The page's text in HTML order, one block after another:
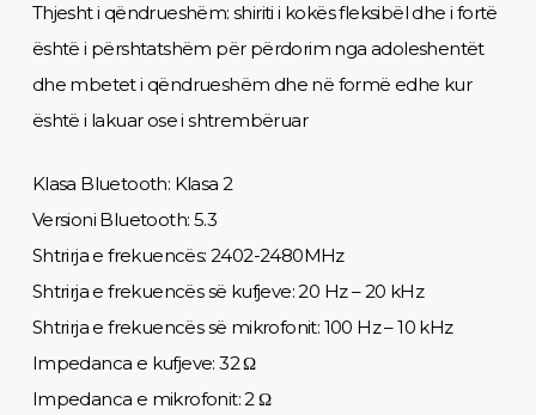
Thjesht i qëndrueshëm: shiriti i kokës fleksibël dhe i fortë
është i përshtatshëm për përdorim nga adoleshentët
dhe mbetet i qëndrueshëm dhe në formë edhe kur
është i lakuar ose i shtrembëruar
Klasa Bluetooth: Klasa 2
Versioni Bluetooth: 5.3
Shtrirja e frekuencës: 2402-2480MHz
Shtrirja e frekuencës së kufjeve: 20 Hz – 20 kHz
Shtrirja e frekuencës së mikrofonit: 100 Hz – 10 kHz
Impedanca e kufjeve: 32 Ω
Impedanca e mikrofonit: 2 Ω